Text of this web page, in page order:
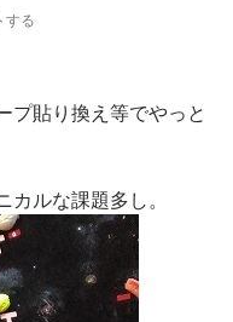
する
プ貼り換え等でやっと
カルな課題多し。